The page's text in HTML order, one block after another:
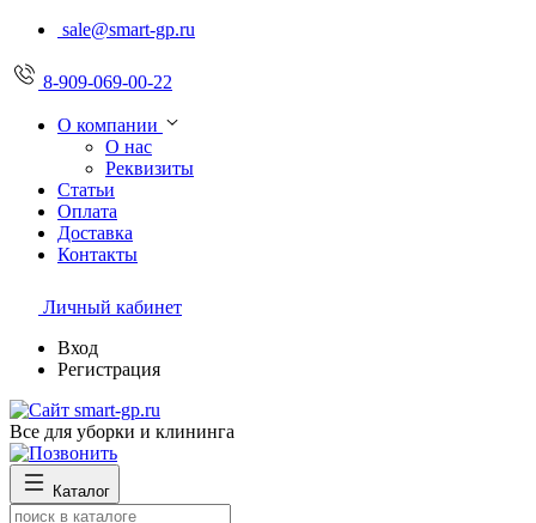
sale@smart-gp.ru
8-909-069-00-22
О компании
О нас
Реквизиты
Статьи
Оплата
Доставка
Контакты
Личный кабинет
Вход
Регистрация
Все для уборки и клининга
Каталог